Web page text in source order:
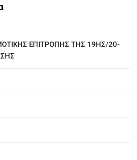
ΕΠΙΤΡΟΠΗΣ ΤΗΣ 19ΗΣ/20-